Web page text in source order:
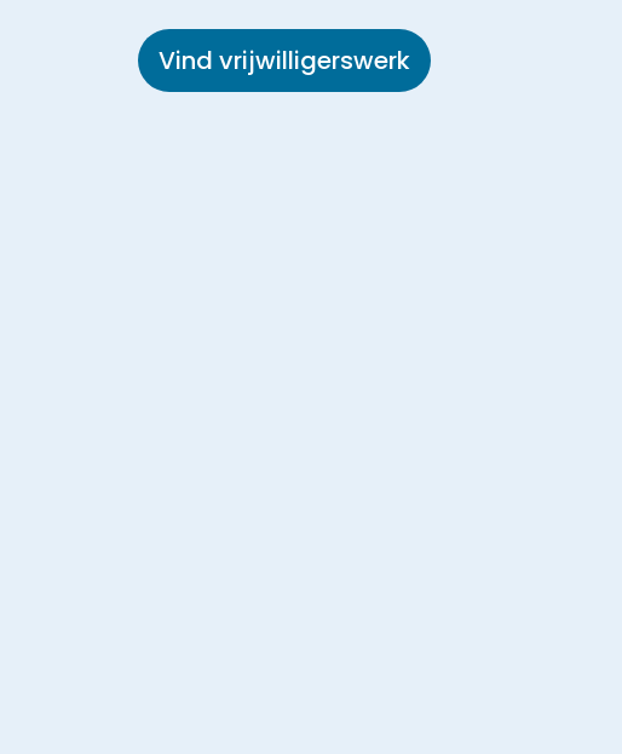
Vind vrijwilligerswerk